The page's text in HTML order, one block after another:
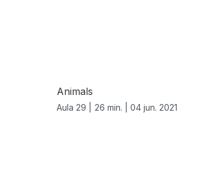
Animals
Aula 29 | 26 min. | 04 jun. 2021